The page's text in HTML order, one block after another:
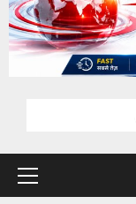
Primary